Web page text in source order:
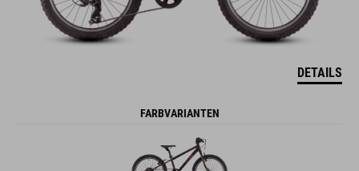
DETAILS
FARBVARIANTEN